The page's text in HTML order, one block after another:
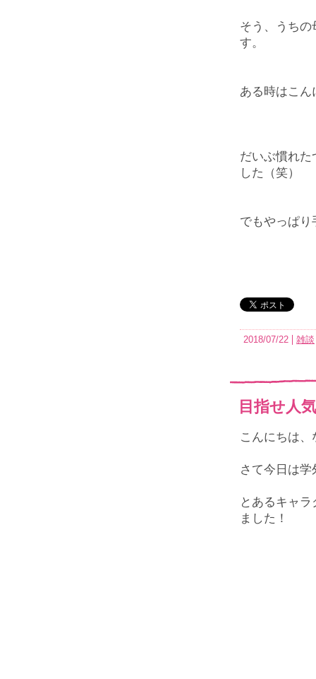
そう、うち
す。
ある時はこん
だいぶ慣れ
した（笑）
でもやっぱ
2018/07/22 雑談
目指せ人
こんにちは
さて今日は
とあるキャ
ました！